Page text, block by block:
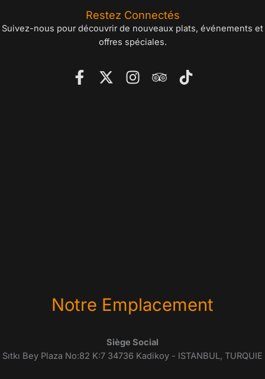
Restez Connectés
Suivez-nous pour découvrir de nouveaux plats, événements et
offres spéciales.
Notre Emplacement
Siège Social
Sıtkı Bey Plaza No:82 K:7 34736 Kadikoy - ISTANBUL, TURQUIE